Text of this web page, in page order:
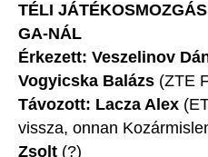
TÉLI
GA-NÁL
Érkezett: Veszelinov
Vogyicska Balázs (ZTE
Távozott: Lacza Alex
vissza, onnan
Zsolt (?)